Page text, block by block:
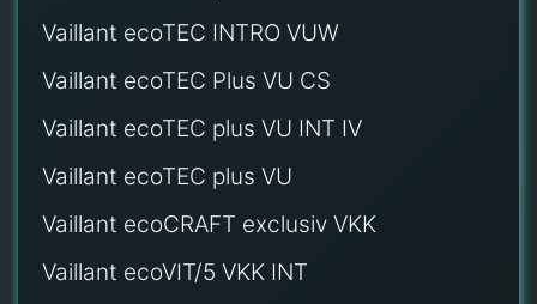
Vaillant ecoTEC INTRO VUW
Vaillant ecoTEC Plus VU CS
Vaillant ecoTEC plus VU INT IV
Vaillant ecoTEC plus VU
Vaillant ecoCRAFT exclusiv VKK
Vaillant ecoVIT/5 VKK INT